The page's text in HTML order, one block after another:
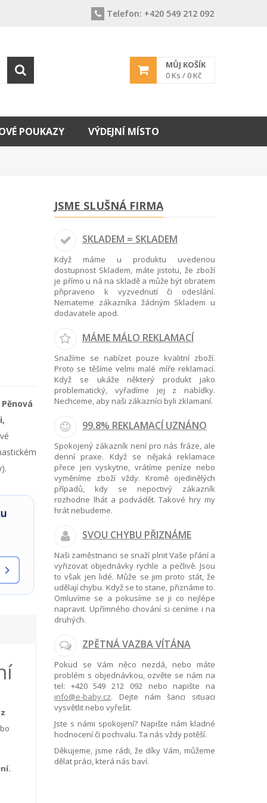
Telefon: +420 549 212 092
MŮJ KOŠÍK
0 Ks / 0 Kč
POUKAZY VÝDEJNÍ MÍSTO
Pěnová
JSME SLUŠNÁ FIRMA
SKLADEM = SKLADEM
Když máme u produktu uvedenou
dostupnost Skladem, máte jistotu, že zboží
je přímo u ná na skladě a může být obratem
připraveno k vyzvednutí či odeslání.
Nemateme zákazníka žádným Skladem u
dodavatele apod.
MÁME MÁLO REKLAMACÍ
Snažíme se nabízet pouze kvalitní zboží.
Proto se těšíme velmi malé míře reklamací.
Když se ukáže některý produkt jako
problematický, vyřadíme jej z nabídky.
Nechceme, aby naši zákazníci byli zklamaní.
99.8% REKLAMACÍ UZNÁNO
Spokojený zákazník není pro nás fráze, ale
denní praxe. Když se nějaká reklamace
přece jen vyskytne, vrátíme peníze nebo
vyměníme zboží vždy. Kromě ojedinělých
případů, kdy se nepoctivý zákazník
rozhodne lhát a podvádět. Takové hry my
hrát nebudeme.
SVOU CHYBU PŘIZNÁME
Naši zaměstnanci se snaží plnit Vaše přání a
vyřizovat objednávky rychle a pečlivě. Jsou
to však jen lidé. Může se jim proto stát, že
udělají chybu. Když se to stane, přiznáme to.
Omluvíme se a pokusíme se ji co nejlépe
napravit. Upřímného chování si ceníme i na
druhých.
ZPĚTNÁ VAZBA VÍTÁNA
Pokud se Vám něco nezdá, nebo máte
problém s objednávkou, ozvěte se nám na
tel: +420 549 212 092nebo napište na
info@e-baby.cz. Dejte nám šanci situaci
vysvětlit nebo vyřešit.
Jste s námi spokojení? Napište nám kladné
hodnocení či pochvalu. Ta nás vždy potěší.
Děkujeme, jsme rádi, že díky Vám, můžeme
dělat práci, která nás baví.